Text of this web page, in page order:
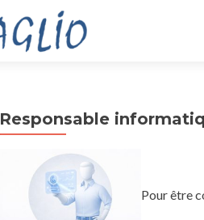
Responsable
Pour être